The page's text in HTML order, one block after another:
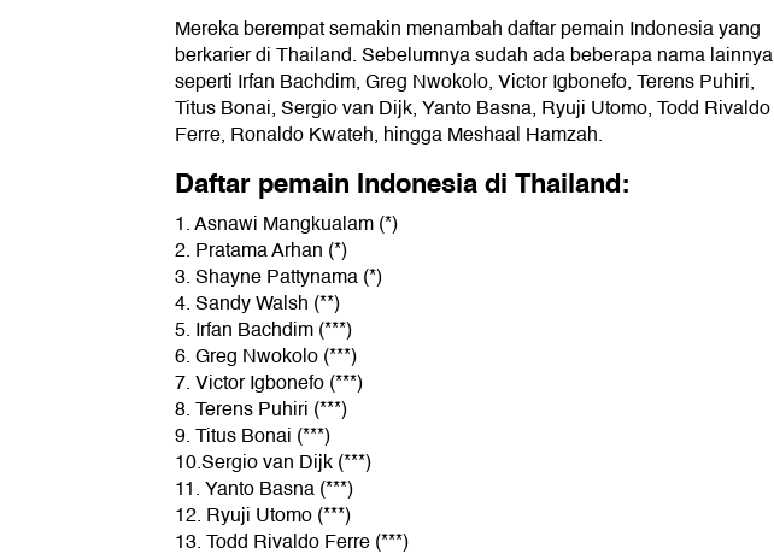
Mereka berempat semakin menambah daftar pemain Indonesia yang
berkarier di Thailand. Sebelumnya sudah ada beberapa nama lainnya
seperti Irfan Bachdim, Greg Nwokolo, Victor Igbonefo, Terens Puhiri,
Titus Bonai, Sergio van Dijk, Yanto Basna, Ryuji Utomo, Todd Rivaldo
Ferre, Ronaldo Kwateh, hingga Meshaal Hamzah.
Daftar pemain Indonesia di Thailand:
1. Asnawi Mangkualam (*)
2. Pratama Arhan (*)
3. Shayne Pattynama (*)
4. Sandy Walsh (**)
5. Irfan Bachdim (***)
6. Greg Nwokolo (***)
7. Victor Igbonefo (***)
8. Terens Puhiri (***)
9. Titus Bonai (***)
10.Sergio van Dijk (***)
11. Yanto Basna (***)
12. Ryuji Utomo (***)
13. Todd Rivaldo Ferre (***)